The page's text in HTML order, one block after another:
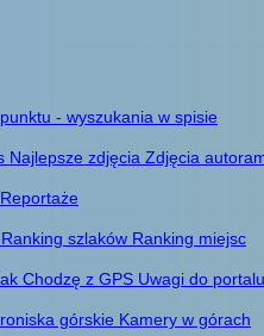
- wyszukania w spisie
Najlepsze zdjęcia Zdjęcia
Reportaże
Ranking szlaków Ranking miejsc
Chodzę z GPS Uwagi do portalu
górskie Kamery w górach